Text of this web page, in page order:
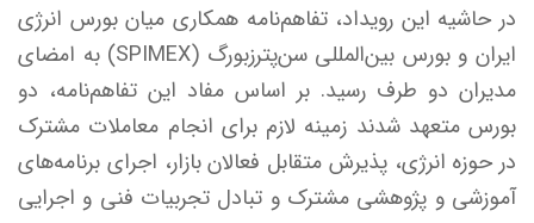
در حاشیه این رویداد، تفاهم‌نامه همکاری میان بورس انرژی
ایران و بورس بین‌المللی سن‌پترزبورگ (SPIMEX) به امضای
مدیران دو طرف رسید. بر اساس مفاد این تفاهم‌نامه، دو
بورس متعهد شدند زمینه لازم برای انجام معاملات مشترک
در حوزه انرژی، پذیرش متقابل فعالان بازار، اجرای برنامه‌های
آموزشی و پژوهشی مشترک و تبادل تجربیات فنی و اجرایی